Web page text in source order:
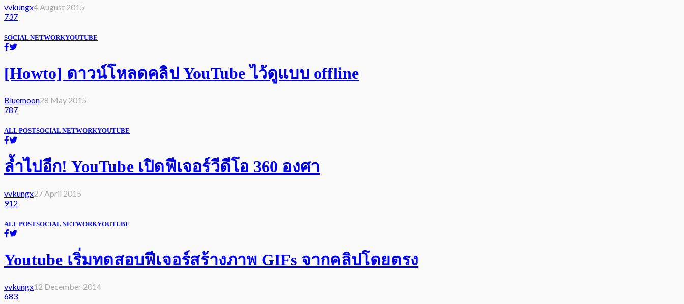
vvkungx4 August 2015
737
SOCIAL NETWORKYOUTUBE
[Howto] ดาวน์โหลดคลิป YouTube ไว้ดูแบบ offline
Bluemoon28 May 2015
787
ALL POSTSOCIAL NETWORKYOUTUBE
ล้ำไปอีก! YouTube เปิดฟีเจอร์วีดีโอ 360 องศา
vvkungx27 April 2015
912
ALL POSTSOCIAL NETWORKYOUTUBE
Youtube เริ่มทดสอบฟีเจอร์สร้างภาพ GIFs จากคลิปโดยตรง
vvkungx12 December 2014
683